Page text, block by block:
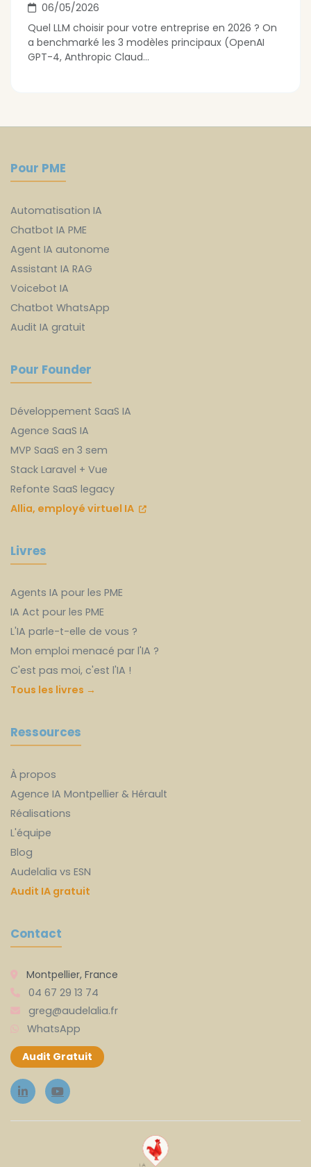
06/05/2026
Quel LLM choisir pour votre entreprise en 2026 ? On
a benchmarké les 3 modèles principaux (OpenAI
GPT-4, Anthropic Claud...
Pour PME
Automatisation IA
Chatbot IA PME
Agent IA autonome
Assistant IA RAG
Voicebot IA
Chatbot WhatsApp
Audit IA gratuit
Pour Founder
Développement SaaS IA
Agence SaaS IA
MVP SaaS en 3 sem
Stack Laravel + Vue
Refonte SaaS legacy
Allia, employé virtuel IA
Livres
Agents IA pour les PME
IA Act pour les PME
L'IA parle-t-elle de vous ?
Mon emploi menacé par l'IA ?
C'est pas moi, c'est l'IA !
Tous les livres →
Ressources
À propos
Agence IA Montpellier & Hérault
Réalisations
L'équipe
Blog
Audelalia vs ESN
Audit IA gratuit
Contact
Montpellier, France
04 67 29 13 74
greg@audelalia.fr
WhatsApp
Audit Gratuit